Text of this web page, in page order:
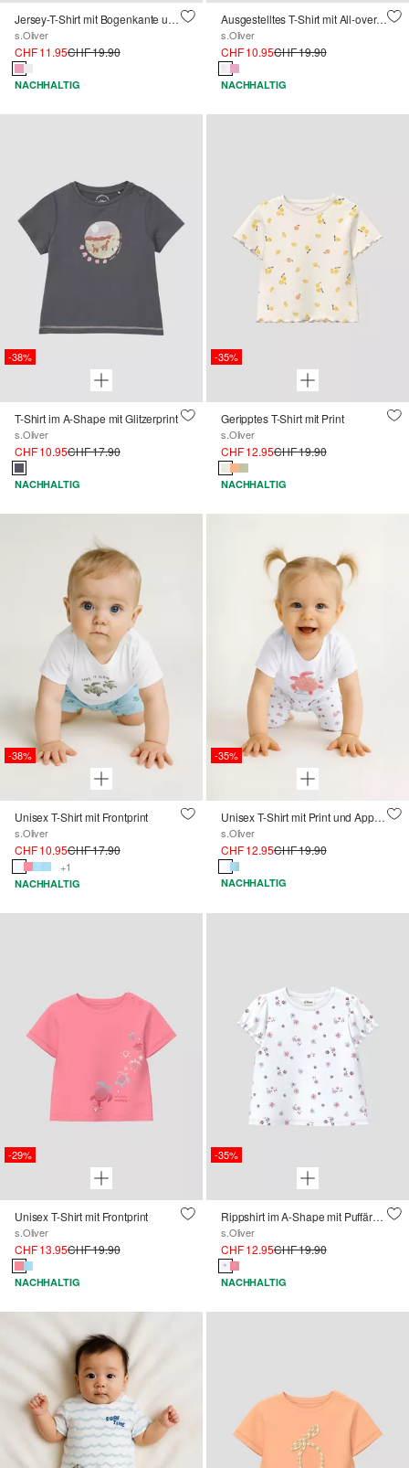
Jersey-T-Shirt mit Bogenkante und Brusttasche
s.Oliver
CHF 11.95CHF 19.90
NACHHALTIG
Ausgestelltes T-Shirt mit All-over-Print
s.Oliver
CHF 10.95CHF 19.90
NACHHALTIG
-38%
T-Shirt im A-Shape mit Glitzerprint
s.Oliver
CHF 10.95CHF 17.90
NACHHALTIG
-35%
Geripptes T-Shirt mit Print
s.Oliver
CHF 12.95CHF 19.90
NACHHALTIG
-38%
Unisex T-Shirt mit Frontprint
s.Oliver
CHF 10.95CHF 17.90
+1
NACHHALTIG
-35%
Unisex T-Shirt mit Print und Applikation
s.Oliver
CHF 12.95CHF 19.90
NACHHALTIG
-29%
Unisex T-Shirt mit Frontprint
s.Oliver
CHF 13.95CHF 19.90
NACHHALTIG
-35%
Rippshirt im A-Shape mit Puffärmeln
s.Oliver
CHF 12.95CHF 19.90
NACHHALTIG